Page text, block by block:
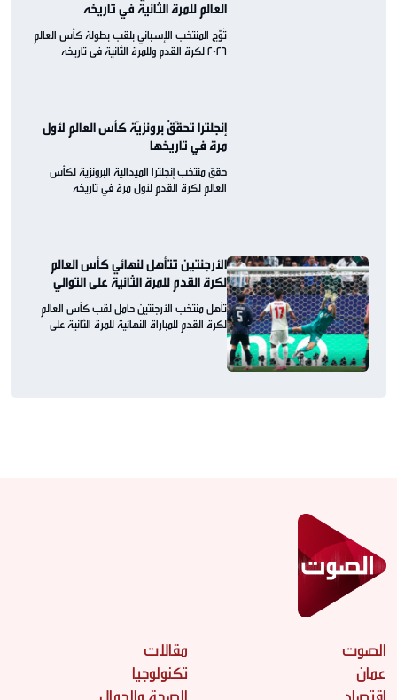
العالم للمرة الثانية في تاريخه
تُوّج المنتخب الإسباني بلقب بطولة كأس العالم
2026 لكرة القدم وللمرة الثانية في تاريخه
إنجلترا تحقّقُ برونزيّة كأس العالم لأول
مرة في تاريخها
حقق منتخب إنجلترا الميدالية البرونزية لكأس
العالم لكرة القدم لأول مرة في تاريخه
الأرجنتين تتأهل لنهائي كأس العالم
لكرة القدم للمرة الثانية على التوالي
تأهل منتخب الأرجنتين حامل لقب كأس العالم
لكرة القدم للمباراة النهائية للمرة الثانية على
الصوت
عمان
مقالات
تكنولوجيا